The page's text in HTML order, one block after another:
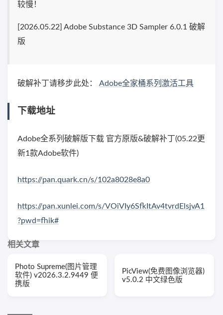
较慢！
[2026.05.22] Adobe Substance 3D Sampler 6.0.1 破解
版
破解补丁请移步此处： Adobe全家桶系列激活工具
下载地址
Adobe全系列破解版下载 官方原版&破解补丁(05.22更
新1款Adobe软件)
https://pan.quark.cn/s/102a8028e8a0
https://pan.xunlei.com/s/VOiVIy6SfkItAv4tvrdElsjvA1
?pwd=fhik#
相关文章
Photo Supreme(图片管理
软件) v2026.3.2.9449 便
携版
PicView(免费图像浏览器)
v5.0.2 中文绿色版